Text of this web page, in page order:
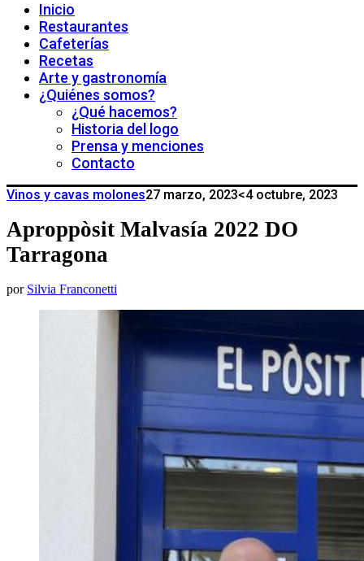
Inicio
Restaurantes
Cafeterías
Recetas
Arte y gastronomía
¿Quiénes somos?
¿Qué hacemos?
Historia del logo
Prensa y menciones
Contacto
Vinos y cavas molones27 marzo, 2023<4 octubre, 2023
Aproppòsit Malvasía 2022 DO
Tarragona
por Silvia Franconetti